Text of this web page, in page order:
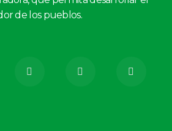
de los pueblos.